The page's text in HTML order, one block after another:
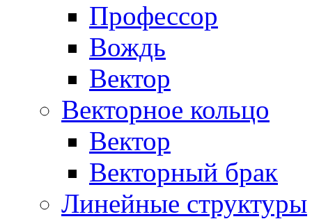
Профессор
Вождь
Вектор
Векторное кольцо
Вектор
Векторный брак
Линейные структуры